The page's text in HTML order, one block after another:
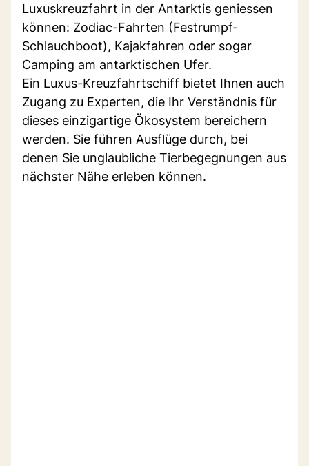
Luxuskreuzfahrt in der Antarktis geniessen
können: Zodiac-Fahrten (Festrumpf-
Schlauchboot), Kajakfahren oder sogar
Camping am antarktischen Ufer.
Ein Luxus-Kreuzfahrtschiff bietet Ihnen auch
Zugang zu Experten, die Ihr Verständnis für
dieses einzigartige Ökosystem bereichern
werden. Sie führen Ausflüge durch, bei
denen Sie unglaubliche Tierbegegnungen aus
nächster Nähe erleben können.